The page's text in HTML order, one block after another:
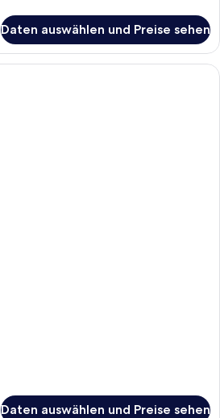
Daten auswählen und Preise sehen
Daten auswählen und Preise sehen